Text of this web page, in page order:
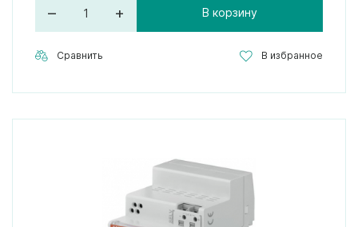
– + В корзину
Сравнить В избранное